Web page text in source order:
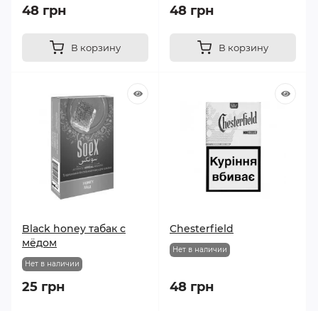
48 грн
В корзину
48 грн
В корзину
Black honey табак с
мёдом
Нет в наличии
25 грн
Chesterfield
Нет в наличии
48 грн